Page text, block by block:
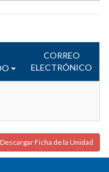
CORREO
ELECTRÓNICO
Descargar Ficha de la Unidad